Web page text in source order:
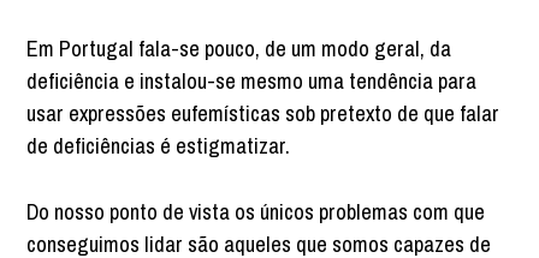
Em Portugal fala-se pouco, de um modo geral, da
deficiência e instalou-se mesmo uma tendência para
usar expressões eufemísticas sob pretexto de que falar
de deficiências é estigmatizar.
Do nosso ponto de vista os únicos problemas com que
conseguimos lidar são aqueles que somos capazes de